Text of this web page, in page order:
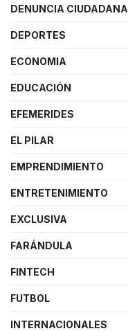
DENUNCIA CIUDADANA
DEPORTES
ECONOMIA
EDUCACIÓN
EFEMERIDES
EL PILAR
EMPRENDIMIENTO
ENTRETENIMIENTO
EXCLUSIVA
FARÁNDULA
FINTECH
FUTBOL
INTERNACIONALES